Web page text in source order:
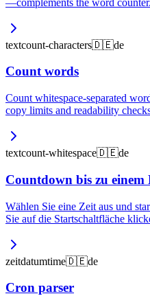
textcount-characters🇩🇪de
Count words
Count whitespace-separated
copy limits and readability
textcount-whitespace🇩🇪de
Countdown bis zu einem
Wählen Sie eine Zeit aus und
Sie auf die Startschaltfläche
zeitdatumtime🇩🇪de
Cron parser